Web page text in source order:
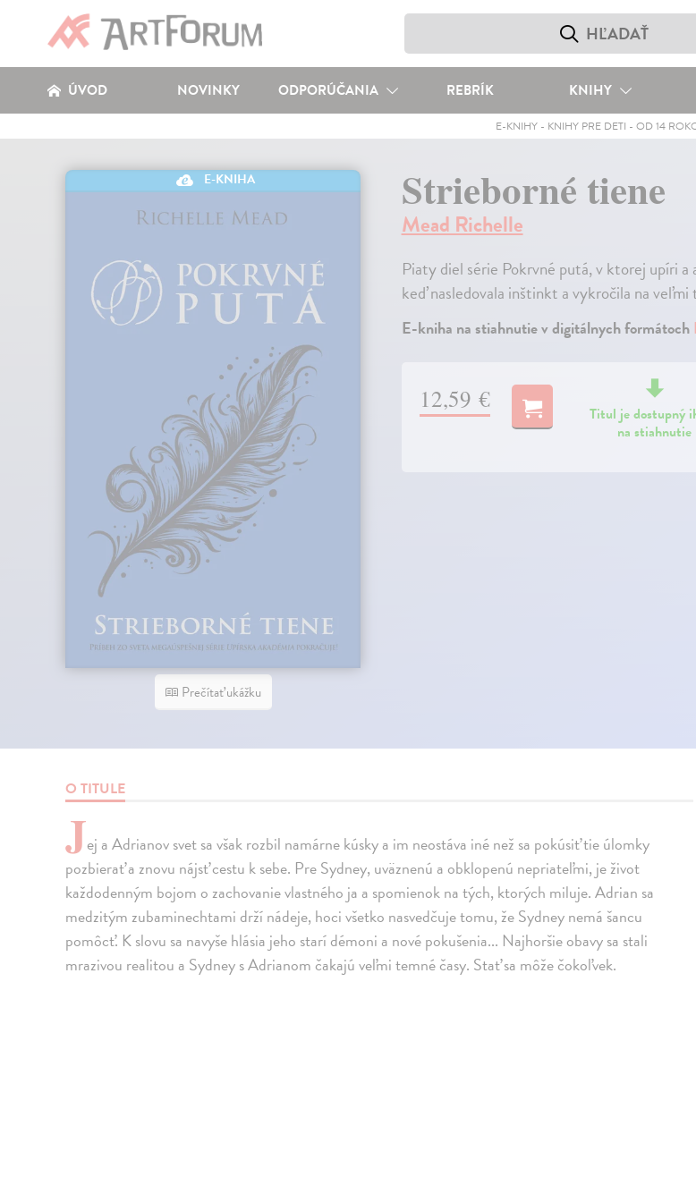
ÚVOD NOVINKY ODPORÚČANIA REBRÍK KNIHY
E-KNIHY- KNIHY PRE DETI - OD 14
E-KNIHA
Prečítať ukážku
Strieborné tiene
Mead Richelle
Piaty diel série Pokrvné putá, v ktorej upíri
keď nasledovala inštinkt a vykročila na
E-kniha na stiahnutie v digitálnych formátoch
12,59 €
Titul je dostupný
na stiahnutie
O TITULE
Jej a Adrianov svet sa však rozbil namárne kúsky a im neostáva iné než sa pokúsiť tie úlomky
pozbierať a znovu nájsť cestu k sebe. Pre Sydney, uväznenú a obklopenú nepriateľmi, je život
každodenným bojom o zachovanie vlastného ja a spomienok na tých, ktorých miluje. Adrian sa
medzitým zubaminechtami drží nádeje, hoci všetko nasvedčuje tomu, že Sydney nemá šancu
pomôcť. K slovu sa navyše hlásia jeho starí démoni a nové pokušenia... Najhoršie obavy sa stali
mrazivou realitou a Sydney s Adrianom čakajú veľmi temné časy. Stať sa môže čokoľvek.